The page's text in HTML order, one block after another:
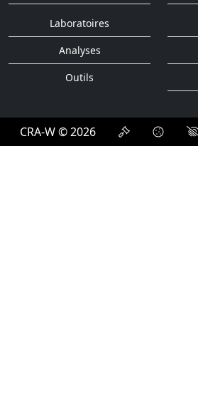
Laboratoires
Analyses
Outils
CRA-W © 2026